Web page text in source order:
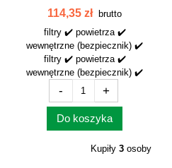
WEWNĘTRZNY...
114,35 zł brutto
filtry ✔️ powietrza ✔️
wewnętrzne (bezpiecznik) ✔️
filtry ✔️ powietrza ✔️
wewnętrzne (bezpiecznik) ✔️
- +
Do koszyka
Kupiły 3 osoby